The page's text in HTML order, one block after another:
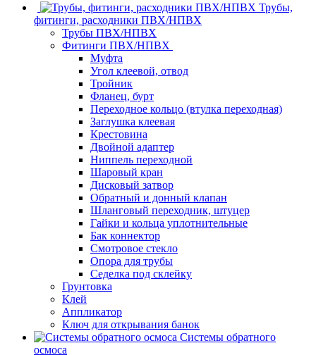
Трубы,
фитинги, расходники ПВХ/НПВХ
Трубы ПВХ/НПВХ
Фитинги ПВХ/НПВХ
Муфта
Угол клеевой, отвод
Тройник
Фланец, бурт
Переходное кольцо (втулка переходная)
Заглушка клеевая
Крестовина
Двойной адаптер
Ниппель переходной
Шаровый кран
Дисковый затвор
Обратный и донный клапан
Шланговый переходник, штуцер
Гайки и кольца уплотнительные
Бак коннектор
Смотровое стекло
Опора для трубы
Седелка под склейку
Грунтовка
Клей
Аппликатор
Ключ для открывания банок
Системы обратного
осмоса